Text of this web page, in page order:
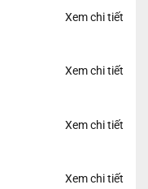
Xem chi tiết
Xem chi tiết
Xem chi tiết
Xem chi tiết